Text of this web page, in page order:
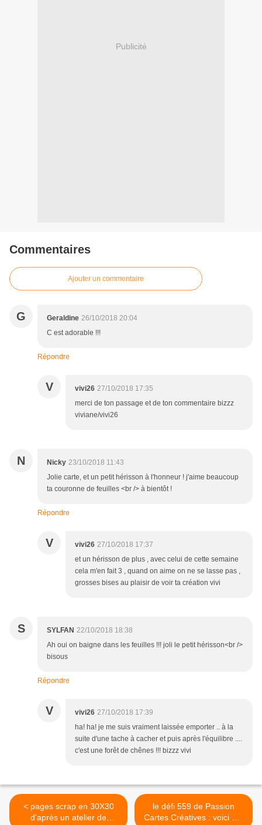
Publicité
Commentaires
Ajouter un commentaire
G Geraldine 26/10/2018 20:04
C est adorable !!!
Répondre
V vivi26 27/10/2018 17:35
merci de ton passage et de ton commentaire bizzz
viviane/vivi26
N Nicky 23/10/2018 11:43
Jolie carte, et un petit hérisson à l'honneur ! j'aime beaucoup
ta couronne de feuilles <br /> à bientôt !
Répondre
V vivi26 27/10/2018 17:37
et un hérisson de plus , avec celui de cette semaine
cela m'en fait 3 , quand on aime on ne se lasse pas ,
grosses bises au plaisir de voir ta création vivi
S SYLFAN 22/10/2018 18:38
Ah oui on baigne dans les feuilles !!! joli le petit hérisson<br />
bisous
Répondre
V vivi26 27/10/2018 17:39
ha! ha! je me suis vraiment laissée emporter .. à la
suite d'une tache à cacher et puis après l'équilibre ....
c'est une forêt de chênes !!! bizzz vivi
< pages scrap en 30X30
d'après un atelier de
le défi 559 de Passion
Cartes Créatives : voici ma